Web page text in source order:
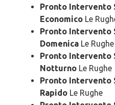
Pronto Intervento
Economico Le
Pronto Intervento
Domenica Le Rughe
Pronto Intervento
Notturno Le Rughe
Pronto Intervento
Rapido Le Rughe